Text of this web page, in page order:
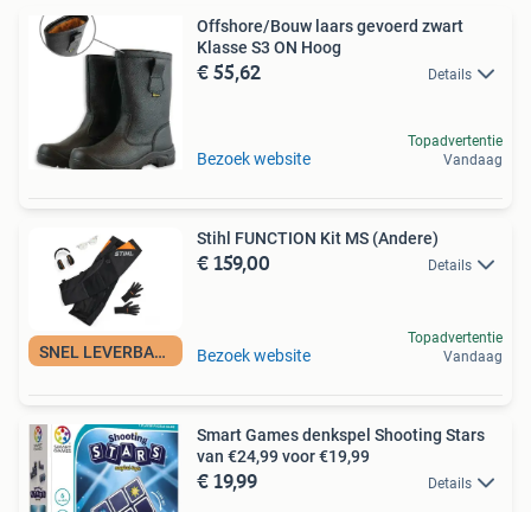
Offshore/Bouw laars gevoerd zwart
Klasse S3 ON Hoog
€ 55,62 Details
Bezoek website
Topadvertentie
Vandaag
SNEL LEVERBAAR
Stihl FUNCTION Kit MS (Andere)
€ 159,00 Details
Bezoek website
Topadvertentie
Vandaag
Smart Games denkspel Shooting Stars
van €24,99 voor €19,99
€ 19,99 Details